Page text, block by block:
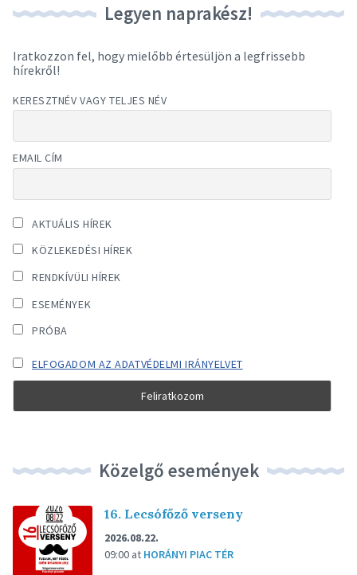
Legyen naprakész!
Iratkozzon fel, hogy mielőbb értesüljön a legfrissebb
hírekről!
KERESZTNÉV VAGY TELJES NÉV
EMAIL CÍM
AKTUÁLIS HÍREK
KÖZLEKEDÉSI HÍREK
RENDKÍVÜLI HÍREK
ESEMÉNYEK
PRÓBA
ELFOGADOM AZ ADATVÉDELMI IRÁNYELVET
Közelgő események
16. Lecsófőző verseny
2026.08.22.
09:00 at HORÁNYI PIAC TÉR